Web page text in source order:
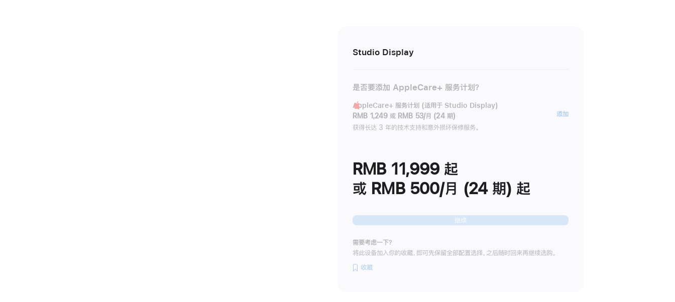
Studio Display
是否要添加 AppleCare+ 服务计划？
AppleCare+ 服务计划 (适用于 Studio Display)
RMB 1,249 或 RMB 53/月 (24 期)
获得长达 3 年的技术支持和意外损坏保修服务。
添加
RMB 11,999 起
或 RMB 500/月 (24 期) 起
继续
需要考虑一下？
将此设备加入你的收藏，即可先保留全部配置选择，之后随时回来再继续选购。
收藏